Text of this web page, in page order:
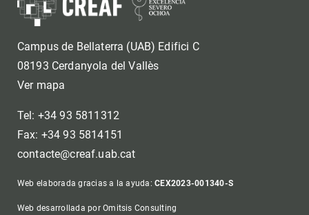
Campus de Bellaterra (UAB) Edifici C
08193 Cerdanyola del Vallès
Ver mapa
Tel: +34 93 5811312
Fax: +34 93 5814151
contacte@creaf.uab.cat
Web elaborada gracias a la ayuda:CEX2023-001340-S
Web desarrollada por Omitsis Consulting